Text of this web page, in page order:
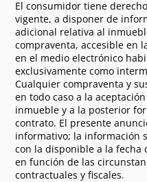
El consumidor tiene
vigente, a disponer de
adicional relativa al
compraventa, accesible en
en el medio electrónico
exclusivamente como
Cualquier compraventa y
en todo caso a la
inmueble y a la posterior
contrato. El presente
informativo; la información
con la disponible a la
en función de las
contractuales y fiscales.